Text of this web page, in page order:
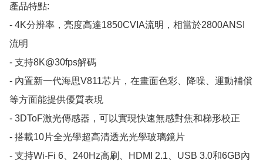
產品特點:
- 4K分辨率，亮度高達1850CVIA流明，相當於2800ANSI
流明
- 支持8K@30fps解碼
- 內置新一代海思V811芯片，在畫面色彩、降噪、運動補償
等方面能提供優質表現
- 3DToF激光傳感器，可以實現快速無感對焦和梯形校正
- 搭載10片全光學超高清透光光學玻璃鏡片
- 支持Wi-Fi 6、240Hz高刷、HDMI 2.1、USB 3.0和6GB內